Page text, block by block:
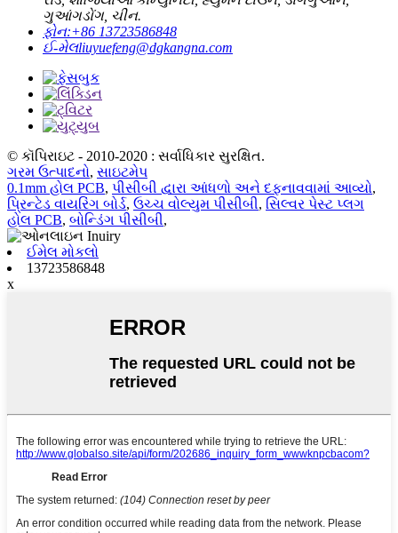
ગુઆંગડોંગ, ચીન.
ફોન:+86 13723586848
ઈ-મેલliuyuefeng@dgkangna.com
© કૉપિરાઇટ - 2010-2020 : સર્વાધિકાર સુરક્ષિત.
ગરમ ઉત્પાદનો, સાઇટમેપ
0.1mm હોલ PCB, પીસીબી દ્વારા આંધળો અને દફનાવવામાં આવ્યો,
પ્રિન્ટેડ વાયરિંગ બોર્ડ, ઉચ્ચ વોલ્યુમ પીસીબી, સિલ્વર પેસ્ટ પ્લગ
હોલ PCB, બોન્ડિંગ પીસીબી,
ઈમેલ મોકલો
13723586848
x